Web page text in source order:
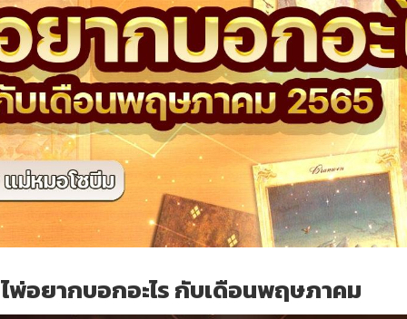
ไพ่อยากบอกอะไร กับเดือนพฤษภาคม